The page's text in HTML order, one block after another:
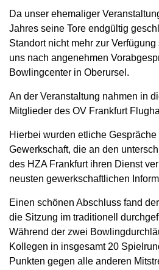
Da unser ehemaliger
Jahres seine Tore endgültig
Standort nicht mehr zur
uns nach angenehmen
Bowlingcenter in Oberursel.
An der Veranstaltung nahmen in
Mitglieder des OV Frankfurt
Hierbei wurden etliche
Gewerkschaft, die an den
des HZA Frankfurt ihren Dienst
neusten gewerkschaftlichen
Einen schönen Abschluss fand
die Sitzung im traditionell
Während der zwei
Kollegen in insgesamt 20
Punkten gegen alle anderen